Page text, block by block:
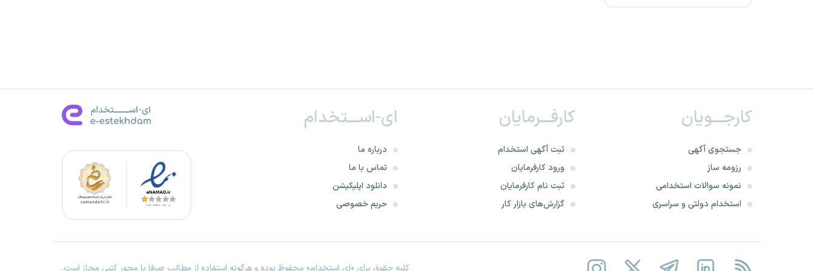
استانداری البرز
استانداری هرمزگان
فراخوان تاسیس دفاتر خدمات
سلامت
کارجـــویان
جستجوی آگهی
رزومه ساز
نمونه سوالات استخدامی
استخدام دولتی و سراسری
کارفـــرمایان
ثبت آگهی استخدام
ورود کارفرمایان
ثبت نام کارفرمایان
گزارش‌های بازار کار
ای-اســـتخدام
درباره ما
تماس با ما
دانلود اپلیکیشن
حریم خصوصی
کلیه حقوق برای «ای استخدام» محفوظ بوده و هرگونه استفاده از مطالب صرفا با مجوز کتبی مجاز است.